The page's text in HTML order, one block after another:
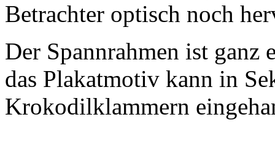
Betrachter optisch noch
Der Spannrahmen ist ganz
das Plakatmotiv kann in
Krokodilklammern